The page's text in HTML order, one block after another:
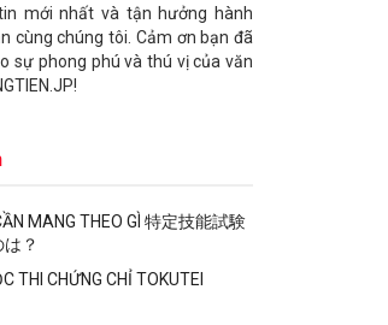
mới nhất và tận hưởng hành
cùng chúng tôi. Cảm ơn bạn đã
sự phong phú và thú vị của văn
MANG THEO GÌ 特定技能試験
？
THI CHỨNG CHỈ TOKUTEI